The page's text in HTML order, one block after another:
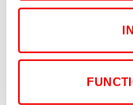
Als je weigert, dan
geplaatst. Dit is
worden gevolgd.
van Omroep Brabant
Uiteraard hou jij als
lusten, maar niet de